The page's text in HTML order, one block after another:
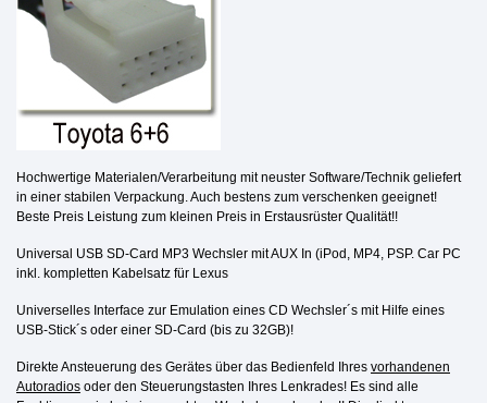
Hochwertige Materialen/Verarbeitung mit neuster Software/Technik geliefert
in einer stabilen Verpackung. Auch bestens zum verschenken geeignet!
Beste Preis Leistung zum kleinen Preis in Erstausrüster Qualität!!
Universal USB SD-Card MP3 Wechsler mit AUX In (iPod, MP4, PSP. Car PC
inkl. kompletten Kabelsatz für Lexus
Universelles Interface zur Emulation eines CD Wechsler´s mit Hilfe eines
USB-Stick´s oder einer SD-Card (bis zu 32GB)!
Direkte Ansteuerung des Gerätes über das Bedienfeld Ihres vorhandenen
Autoradios oder den Steuerungstasten Ihres Lenkrades! Es sind alle